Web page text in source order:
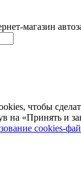
магазин
чтобы
на «Принять и
cookies-